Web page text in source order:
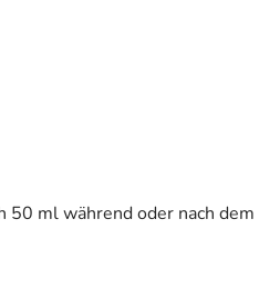
ml während oder nach